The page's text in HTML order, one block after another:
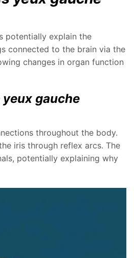
potentially explain the
connected to the brain via the
changes in organ function
gauche
throughout the body.
iris through reflex arcs. The
potentially explaining why